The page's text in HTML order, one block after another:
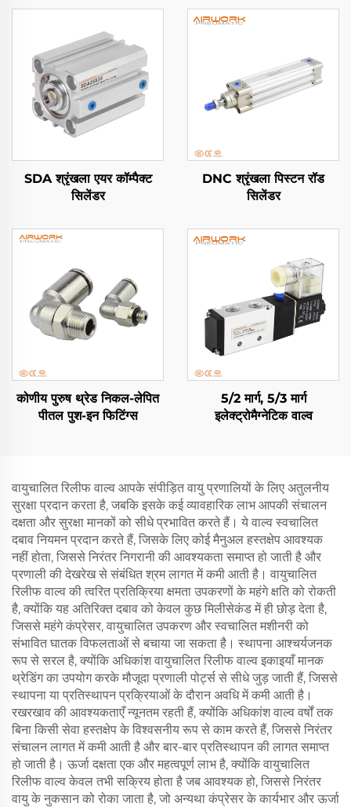
SDA श्रृंखला एयर कॉम्पैक्ट
सिलेंडर
DNC श्रृंखला पिस्टन रॉड
सिलेंडर
कोणीय पुरुष थ्रेड निकल-लेपित
पीतल पुश-इन फिटिंग्स
5/2 मार्ग, 5/3 मार्ग
इलेक्ट्रोमैग्नेटिक वाल्व
वायुचालित रिलीफ वाल्व आपके संपीड़ित वायु प्रणालियों के लिए अतुलनीय
सुरक्षा प्रदान करता है, जबकि इसके कई व्यावहारिक लाभ आपकी संचालन
दक्षता और सुरक्षा मानकों को सीधे प्रभावित करते हैं। ये वाल्व स्वचालित
दबाव नियमन प्रदान करते हैं, जिसके लिए कोई मैनुअल हस्तक्षेप आवश्यक
नहीं होता, जिससे निरंतर निगरानी की आवश्यकता समाप्त हो जाती है और
प्रणाली की देखरेख से संबंधित श्रम लागत में कमी आती है। वायुचालित
रिलीफ वाल्व की त्वरित प्रतिक्रिया क्षमता उपकरणों के महंगे क्षति को रोकती
है, क्योंकि यह अतिरिक्त दबाव को केवल कुछ मिलीसेकंड में ही छोड़ देता है,
जिससे महंगे कंप्रेसर, वायुचालित उपकरण और स्वचालित मशीनरी को
संभावित घातक विफलताओं से बचाया जा सकता है। स्थापना आश्चर्यजनक
रूप से सरल है, क्योंकि अधिकांश वायुचालित रिलीफ वाल्व इकाइयाँ मानक
थ्रेडिंग का उपयोग करके मौजूदा प्रणाली पोर्ट्स से सीधे जुड़ जाती हैं, जिससे
स्थापना या प्रतिस्थापन प्रक्रियाओं के दौरान अवधि में कमी आती है।
रखरखाव की आवश्यकताएँ न्यूनतम रहती हैं, क्योंकि अधिकांश वाल्व वर्षों तक
बिना किसी सेवा हस्तक्षेप के विश्वसनीय रूप से काम करते हैं, जिससे निरंतर
संचालन लागत में कमी आती है और बार-बार प्रतिस्थापन की लागत समाप्त
हो जाती है। ऊर्जा दक्षता एक और महत्वपूर्ण लाभ है, क्योंकि वायुचालित
रिलीफ वाल्व केवल तभी सक्रिय होता है जब आवश्यक हो, जिससे निरंतर
वायु के नुकसान को रोका जाता है, जो अन्यथा कंप्रेसर के कार्यभार और ऊर्जा